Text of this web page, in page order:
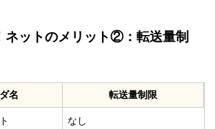
ネットのメリット②：転送量制
名 転送量制限
なし